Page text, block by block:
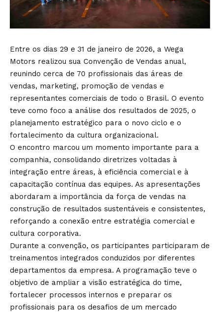
Entre os dias 29 e 31 de janeiro de 2026, a Wega
Motors realizou sua Convenção de Vendas anual,
reunindo cerca de 70 profissionais das áreas de
vendas, marketing, promoção de vendas e
representantes comerciais de todo o Brasil. O evento
teve como foco a análise dos resultados de 2025, o
planejamento estratégico para o novo ciclo e o
fortalecimento da cultura organizacional.
O encontro marcou um momento importante para a
companhia, consolidando diretrizes voltadas à
integração entre áreas, à eficiência comercial e à
capacitação contínua das equipes. As apresentações
abordaram a importância da força de vendas na
construção de resultados sustentáveis e consistentes,
reforçando a conexão entre estratégia comercial e
cultura corporativa.
Durante a convenção, os participantes participaram de
treinamentos integrados conduzidos por diferentes
departamentos da empresa. A programação teve o
objetivo de ampliar a visão estratégica do time,
fortalecer processos internos e preparar os
profissionais para os desafios de um mercado